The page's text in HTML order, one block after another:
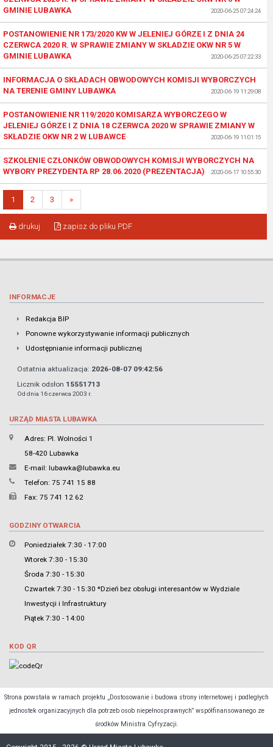
GMINIE LUBAWKA
2020-06-25 07:24:24
POSTANOWIENIE NR 173/2020 KW W JELENIEJ GÓRZE I Z DNIA 24
CZERWCA 2020 R. W SPRAWIE ZMIANY W SKŁADZIE OKW NR 5 W
GMINIE LUBAWKA
2020-06-25 07:22:33
INFORMACJA O SKŁADACH OBWODOWYCH KOMISJI WYBORCZYCH
NA TERENIE GMINY LUBAWKA
2020-06-19 11:29:08
POSTANOWIENIE NR 119/2020 KOMISARZA WYBORCZEGO W
JELENIEJ GÓRZE I Z DNIA 18 CZERWCA 2020 W SPRAWIE ZMIANY W
SKŁADZIE OKW NR 2 W LUBAWCE
2020-06-19 11:01:15
SZKOLENIE CZŁONKÓW OBWODOWYCH KOMISJI WYBORCZYCH NA
WYBORY PREZYDENTA RP 28.06.2020 (PREZENTACJA)
2020-06-17 10:55:30
1 2 3 »
drukuj zapisz do pliku PDF
INFORMACJE
Redakcja BIP
Ponowne wykorzystywanie informacji publicznych
Udostępnianie informacji publicznej
Ostatnia aktualizacja: 2026-08-07 09:42:56
Licznik odsłon 15551713
Od dnia 16 czerwca 2003 r.
URZĄD MIASTA LUBAWKA
Adres: Pl. Wolności 1
58-420 Lubawka
E-mail: lubawka@lubawka.eu
Telefon: 75 741 15 88
Fax: 75 741 12 62
GODZINY OTWARCIA
Poniedziałek 7:30 - 17:00
Wtorek 7:30 - 15:30
Środa 7:30 - 15:30
Czwartek 7:30 - 15:30 *Dzień bez obsługi interesantów w Wydziale
Inwestycji i Infrastruktury
Piątek 7:30 - 14:00
KOD QR
Strona powstała w ramach projektu „Dostosowanie i budowa strony internetowej i podległych
jednostek organizacyjnych dla potrzeb osob niepełnosprawnych” współfinansowanego ze
środków Ministra Cyfryzacji.